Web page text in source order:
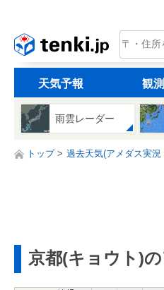
tenki.jp
天気予報 観測
雨雲レーダー
トップ 過去天気(アメダス実況
京都(キョウト)